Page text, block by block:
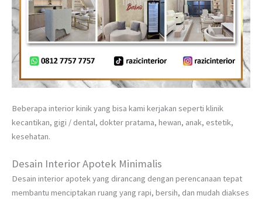
Beberapa interior kinik yang bisa kami kerjakan seperti klinik
kecantikan, gigi / dental, dokter pratama, hewan, anak, estetik,
kesehatan.
Desain Interior Apotek Minimalis
Desain interior apotek yang dirancang dengan perencanaan tepat
membantu menciptakan ruang yang rapi, bersih, dan mudah diakses